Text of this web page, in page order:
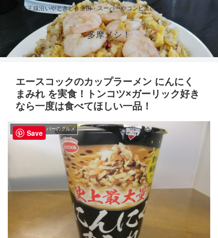
京王線沿いやときどき全国・スーパーやコンビニのグルメを紹介！
多摩メシ！
エースコックのカップラーメン にんにく
まみれ を実食！トンコツ×ガーリック好き
なら一度は食べてほしい一品！
コンビニ・スーパーのグルメ
Save